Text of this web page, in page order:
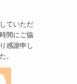
ていただ
間にご協
感謝申し
。